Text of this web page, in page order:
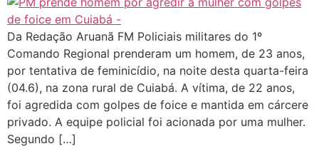
Da Redação Aruanã FM Policiais militares do 1º
Comando Regional prenderam um homem, de 23 anos,
por tentativa de feminicídio, na noite desta quarta-feira
(04.6), na zona rural de Cuiabá. A vítima, de 22 anos,
foi agredida com golpes de foice e mantida em cárcere
privado. A equipe policial foi acionada por uma mulher.
Segundo […]